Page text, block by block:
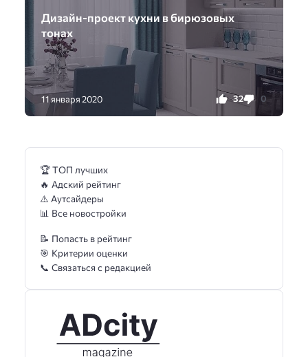
Дизайн-проект кухни в бирюзовых
тонах
11 января 2020 32 0
🏆 ТОП лучших
🔥 Адский рейтинг
⚠️ Аутсайдеры
📊 Все новостройки
📝 Попасть в рейтинг
🎯 Критерии оценки
📞 Связаться с редакцией